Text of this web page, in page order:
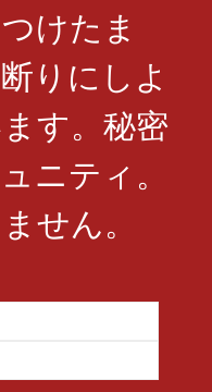
けたま
りにしよ
す。秘密
ニティ。
せん。